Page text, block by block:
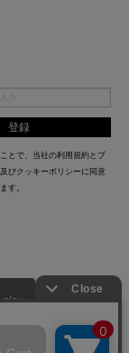
とで、当社の利用規約と プ
びクッキーポリシー に同意
す。
報がいち早くチェック